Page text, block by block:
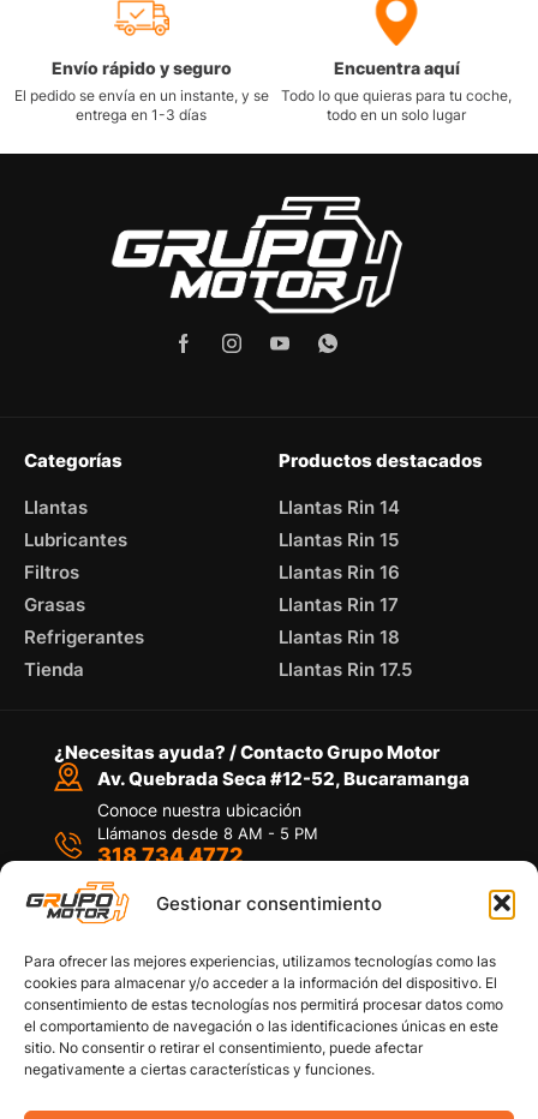
Gestionar consentimiento
Para ofrecer las mejores experiencias, utilizamos tecnologías como las
cookies para almacenar y/o acceder a la información del dispositivo. El
consentimiento de estas tecnologías nos permitirá procesar datos como
el comportamiento de navegación o las identificaciones únicas en este
sitio. No consentir o retirar el consentimiento, puede afectar
negativamente a ciertas características y funciones.
Envío rápido y seguro
El pedido se envía en un instante, y se
entrega en 1-3 días
Encuentra aquí
Todo lo que quieras para tu coche,
todo en un solo lugar
Categorías
Llantas
Lubricantes
Filtros
Grasas
Refrigerantes
Tienda
Productos destacados
Llantas Rin 14
Llantas Rin 15
Llantas Rin 16
Llantas Rin 17
Llantas Rin 18
Llantas Rin 17.5
¿Necesitas ayuda? / Contacto Grupo Motor
Av. Quebrada Seca #12-52, Bucaramanga
Conoce nuestra ubicación
Llámanos desde 8 AM - 5 PM
318 734 4772
Por medio de WhatsApp
Políticas de privacidad
Política de devoluciones y/o reembolsos